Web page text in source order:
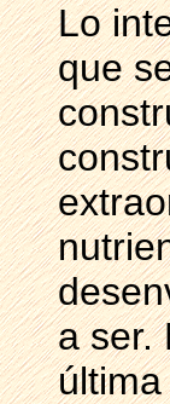
Lo
que
a ser.